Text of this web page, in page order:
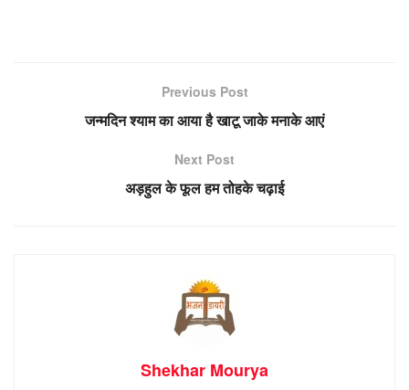
Previous Post
जन्मदिन श्याम का आया है खाटू जाके मनाके आएं
Next Post
अड़हुल के फूल हम तोहके चढ़ाई
Shekhar Mourya